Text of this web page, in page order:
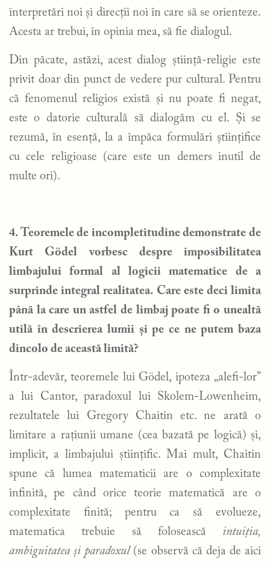
interpretări noi și direcții noi în care să se orienteze.
Acesta ar trebui, în opinia mea, să fie dialogul.
Din păcate, astăzi, acest dialog știință-religie este
privit doar din punct de vedere pur cultural. Pentru
că fenomenul religios există și nu poate fi negat,
este o datorie culturală să dialogăm cu el. Și se
rezumă, în esență, la a împăca formulări științifice
cu cele religioase (care este un demers inutil de
multe ori).
4. Teoremele de incompletitudine demonstrate de
Kurt Gödel vorbesc despre imposibilitatea
limbajului formal al logicii matematice de a
surprinde integral realitatea. Care este deci limita
până la care un astfel de limbaj poate fi o unealtă
utilă în descrierea lumii și pe ce ne putem baza
dincolo de această limită?
Într-adevăr, teoremele lui Gödel, ipoteza „alefi-lor”
a lui Cantor, paradoxul lui Skolem-Lowenheim,
rezultatele lui Gregory Chaitin etc. ne arată o
limitare a rațiunii umane (cea bazată pe logică) și,
implicit, a limbajului științific. Mai mult, Chaitin
spune că lumea matematicii are o complexitate
infinită, pe când orice teorie matematică are o
complexitate finită; pentru ca să evolueze,
matematica trebuie să folosească intuiția,
ambiguitatea și paradoxul (se observă că deja de aici